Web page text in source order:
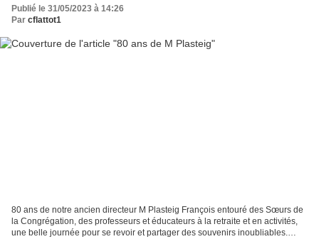
Publié le 31/05/2023 à 14:26
Par cflattot1
80 ans de notre ancien directeur M Plasteig François entouré des Sœurs de
la Congrégation, des professeurs et éducateurs à la retraite et en activités,
une belle journée pour se revoir et partager des souvenirs inoubliables.